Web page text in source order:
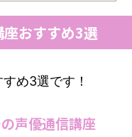
おすすめ3選
め3選です！
声優通信講座